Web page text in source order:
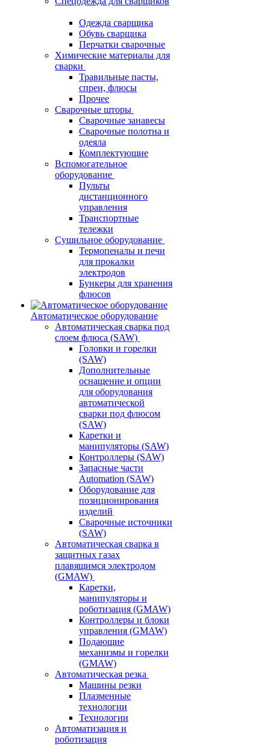
Одежда сварщика
Обувь сварщика
Перчатки сварочные
Химические материалы для
сварки
Травильные пасты,
спреи, флюсы
Прочее
Сварочные шторы
Сварочные занавесы
Сварочные полотна и
одеяла
Комплектующие
Вспомогательное
оборудование
Пульты
дистанционного
управления
Транспортные
тележки
Сушильное оборудование
Термопеналы и печи
для прокалки
электродов
Бункеры для хранения
флюсов
Автоматическое оборудование
Автоматическая сварка под
слоем флюса (SAW)
Головки и горелки
(SAW)
Дополнительные
оснащение и опции
для оборудования
автоматической
сварки под флюсом
(SAW)
Каретки и
манипуляторы (SAW)
Контроллеры (SAW)
Запасные части
Automation (SAW)
Оборудование для
позиционирования
изделий
Сварочные источники
(SAW)
Автоматическая сварка в
защитных газах
плавящимся электродом
(GMAW)
Каретки,
манипуляторы и
роботизация (GMAW)
Контроллеры и блоки
управления (GMAW)
Подающие
механизмы и горелки
(GMAW)
Автоматическая резка
Машины резки
Плазменные
технологии
Технологии
Автоматизация и
роботизация